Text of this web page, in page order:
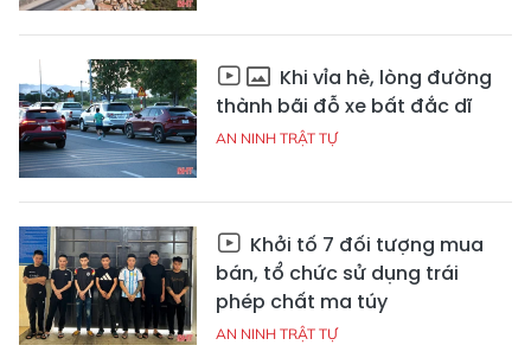
Khi vỉa hè, lòng đường
thành bãi đỗ xe bất đắc dĩ
AN NINH TRẬT TỰ
Khởi tố 7 đối tượng mua
bán, tổ chức sử dụng trái
phép chất ma túy
AN NINH TRẬT TỰ